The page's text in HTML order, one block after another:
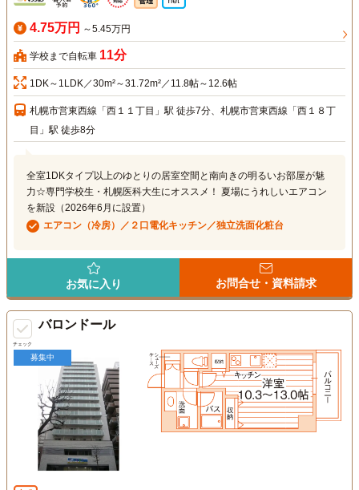
4.75万円 ～5.45万円
学校まで自転車 11分
1DK～1LDK／30m²～31.72m²／11.8帖～12.6帖
札幌市営東西線「西１１丁目」駅 徒歩7分、札幌市営東西線「西１８丁
目」駅 徒歩8分
全室1DKタイプ以上のゆとりの居室空間と南向きの明るいお部屋が魅
力☆専門学校生・札幌医科大生にオススメ！ 夏場にうれしいエアコン
を新設（2026年6月に設置）
エアコン（冷房）／２口電化キッチン／独立洗面化粧台
お気に入り お問合せ・資料請求
チェック
バロンドール
募集中